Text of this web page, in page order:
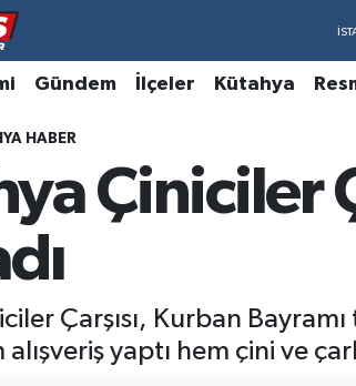
Gündem İlçeler Kütahya
HABER
Çiniciler
Çarşısı, Kurban
yaptı hem çini ve
Fikstür